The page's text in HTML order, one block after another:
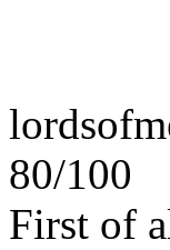
80/100
First of